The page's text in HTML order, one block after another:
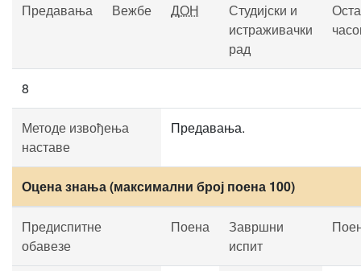
Предавања Вежбе ДОН
Студијски и
истраживачки
рад
8
Методе извођења
наставе
Предавања.
Оцена знања (максимални број поена 100)
Предиспитне
обавезе
Поена
Завршни
испит